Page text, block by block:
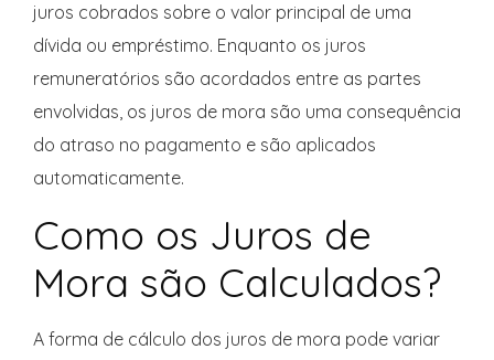
juros cobrados sobre o valor principal de uma
dívida ou empréstimo. Enquanto os juros
remuneratórios são acordados entre as partes
envolvidas, os juros de mora são uma consequência
do atraso no pagamento e são aplicados
automaticamente.
Como os Juros de
Mora são Calculados?
A forma de cálculo dos juros de mora pode variar